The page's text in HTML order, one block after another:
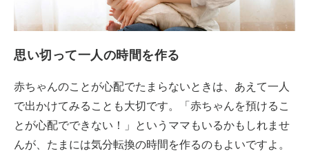
思い切って一人の時間を作る
赤ちゃんのことが心配でたまらないときは、あえて一人
で出かけてみることも大切です。「赤ちゃんを預けるこ
とが心配でできない！」というママもいるかもしれませ
んが、たまには気分転換の時間を作るのもよいですよ。